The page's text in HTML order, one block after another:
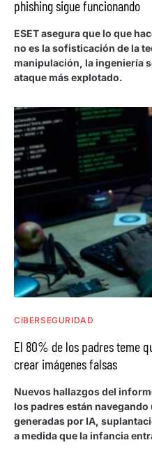
phishing sigue funcionando
ESET asegura que lo que
no es la sofisticación de la
manipulación, la ingeniería
ataque más explotado.
CIBERSEGURIDAD
El 80% de los padres teme
crear imágenes falsas
Nuevos hallazgos del
los padres están
generadas por IA,
a medida que la infancia